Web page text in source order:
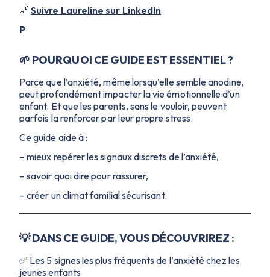
🔗Suivre Laureline sur LinkedIn
P
🌱 POURQUOI CE GUIDE EST ESSENTIEL ?
Parce que l’anxiété, même lorsqu’elle semble anodine,
peut profondément impacter la vie émotionnelle d’un
enfant. Et que les parents, sans le vouloir, peuvent
parfois la renforcer par leur propre stress.
Ce guide aide à :
– mieux repérer les signaux discrets de l’anxiété,
– savoir quoi dire pour rassurer,
– créer un climat familial sécurisant.
💡 DANS CE GUIDE, VOUS DÉCOUVRIREZ :
✅ Les 5 signes les plus fréquents de l’anxiété chez les
jeunes enfants